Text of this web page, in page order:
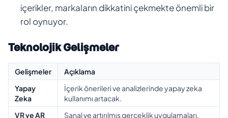
içerikler, markaların dikkatini çekmekte önemli bir
rol oynuyor.
Teknolojik Gelişmeler
Gelişmeler
Açıklama
Yapay
Zeka
İçerik önerileri ve analizlerinde yapay zeka
kullanımı artacak.
VR ve AR
Sanal ve artırılmış gerçeklik uygulamaları,